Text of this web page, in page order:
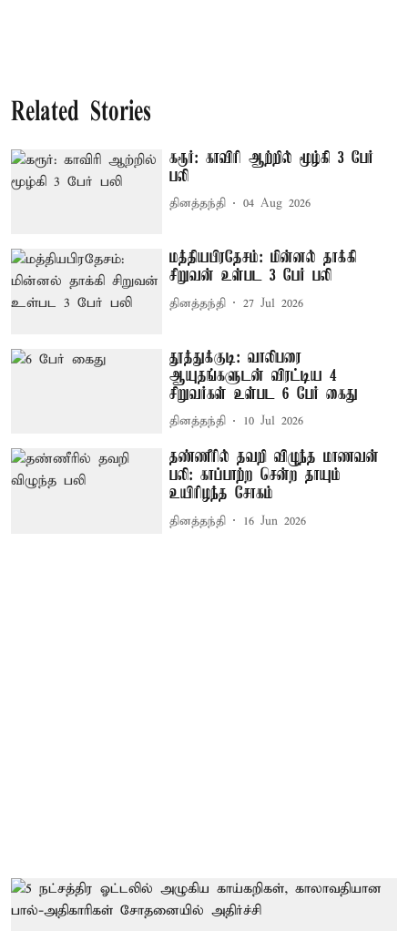
Related Stories
கரூர்: காவிரி ஆற்றில் மூழ்கி 3 பேர்
பலி
தினத்தந்தி 04 Aug 2026
மத்தியபிரதேசம்: மின்னல் தாக்கி
சிறுவன் உள்பட 3 பேர் பலி
தினத்தந்தி 27 Jul 2026
தூத்துக்குடி: வாலிபரை
ஆயுதங்களுடன் விரட்டிய 4
சிறுவர்கள் உள்பட 6 பேர் கைது
தினத்தந்தி 10 Jul 2026
தண்ணீரில் தவறி விழுந்த மாணவன்
பலி: காப்பாற்ற சென்ற தாயும்
உயிரிழந்த சோகம்
தினத்தந்தி 16 Jun 2026